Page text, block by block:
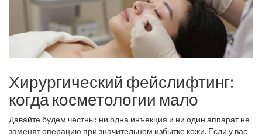
Хирургический фейслифтинг:
когда косметологии мало
Давайте будем честны: ни одна инъекция и ни один аппарат не
заменят операцию при значительном избытке кожи. Если у вас